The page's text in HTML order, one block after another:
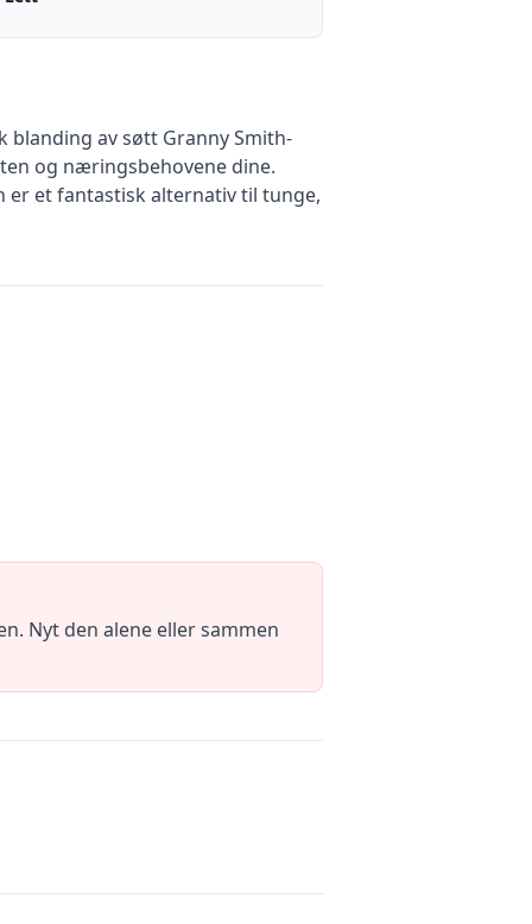
blanding av søtt Granny Smith-
og næringsbehovene dine.
er et fantastisk alternativ til tunge,
Nyt den alene eller sammen